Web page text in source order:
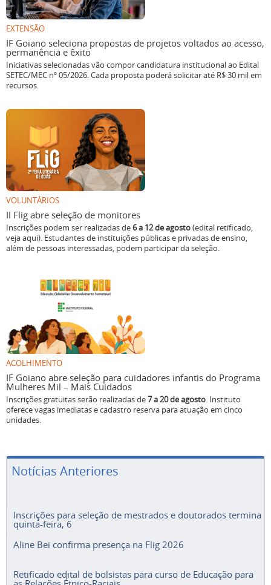
EXTENSÃO
IF Goiano seleciona propostas de projetos voltados ao acesso,
permanência e êxito
Iniciativas selecionadas vão compor candidatura institucional ao Edital
SETEC/MEC nº 05/2026. Cada proposta poderá solicitar até R$ 30 mil em
recursos.
VOLUNTÁRIOS
II Flig abre seleção de monitores
Inscrições podem ser realizadas de6 a 12 de agosto(edital retificado,
veja aqui). Estudantes de instituições públicas e privadas de ensino,
além de pessoas interessadas, podem participar da seleção.
ACOLHIMENTO
IF Goiano abre seleção para cuidadores infantis do Programa
Mulheres Mil – Mais Cuidados
Inscrições gratuitas serão realizadas de7 a 20 de agosto. Instituto
oferece vagas imediatas e cadastro reserva para atuação em cinco
unidades.
Notícias Anteriores
Inscrições para seleção de mestrados e doutorados termina
quinta-feira, 6
Aline Bei confirma presença na Flig 2026
Retificado edital de bolsistas para curso de Educação para